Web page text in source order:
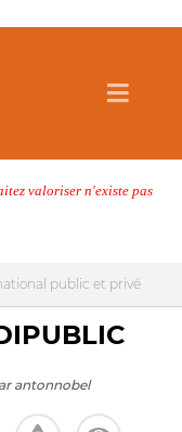
valoriser n'existe pas
public et privé
antonnobel